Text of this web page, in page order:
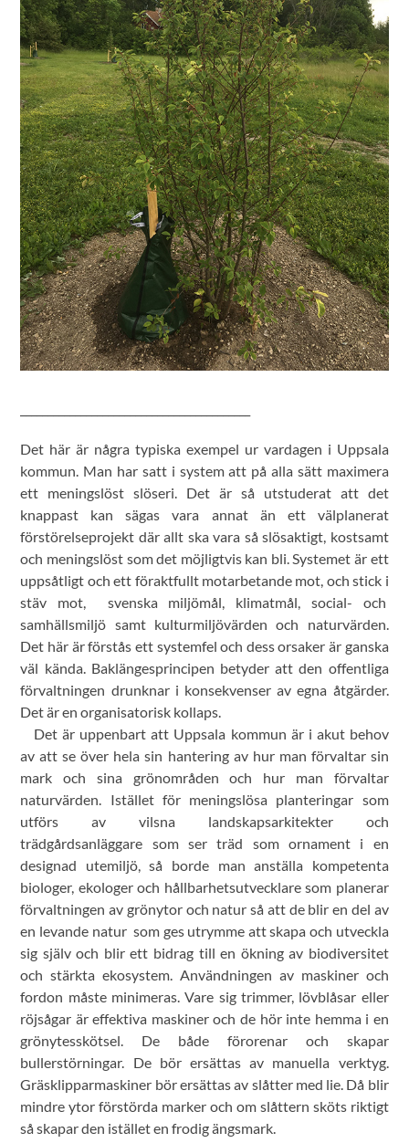
Det här är några typiska exempel ur vardagen i Uppsala
kommun. Man har satt i system att på alla sätt maximera
ett meningslöst slöseri. Det är så utstuderat att det
knappast kan sägas vara annat än ett välplanerat
förstörelseprojekt där allt ska vara så slösaktigt, kostsamt
och meningslöst som det möjligtvis kan bli. Systemet är ett
uppsåtligt och ett föraktfullt motarbetande mot, och stick i
stäv mot, svenska miljömål, klimatmål, social- och
samhällsmiljö samt kulturmiljövärden och naturvärden.
Det här är förstås ett systemfel och dess orsaker är ganska
väl kända. Baklängesprincipen betyder att den offentliga
förvaltningen drunknar i konsekvenser av egna åtgärder.
Det är en organisatorisk kollaps.
Det är uppenbart att Uppsala kommun är i akut behov
av att se över hela sin hantering av hur man förvaltar sin
mark och sina grönområden och hur man förvaltar
naturvärden. Istället för meningslösa planteringar som
utförs av vilsna landskapsarkitekter och
trädgårdsanläggare som ser träd som ornament i en
designad utemiljö, så borde man anställa kompetenta
biologer, ekologer och hållbarhetsutvecklare som planerar
förvaltningen av grönytor och natur så att de blir en del av
en levande natur som ges utrymme att skapa och utveckla
sig själv och blir ett bidrag till en ökning av biodiversitet
och stärkta ekosystem. Användningen av maskiner och
fordon måste minimeras. Vare sig trimmer, lövblåsar eller
röjsågar är effektiva maskiner och de hör inte hemma i en
grönytesskötsel. De både förorenar och skapar
bullerstörningar. De bör ersättas av manuella verktyg.
Gräsklipparmaskiner bör ersättas av slåtter med lie. Då blir
mindre ytor förstörda marker och om slåttern sköts riktigt
så skapar den istället en frodig ängsmark.